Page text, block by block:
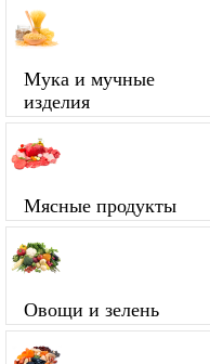
Мука и мучные
изделия
Мясные продукты
Овощи и зелень